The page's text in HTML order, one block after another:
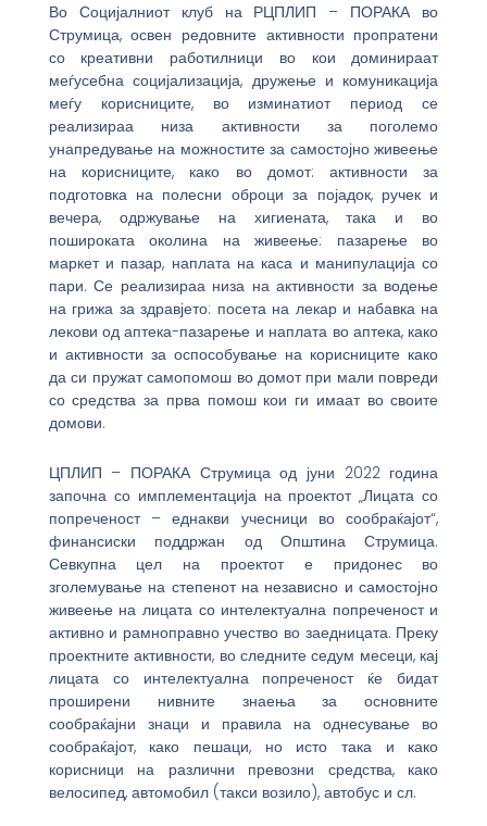
Во Социјалниот клуб на РЦПЛИП – ПОРАКА во
Струмица, освен редовните активности пропратени
со креативни работилници во кои доминираат
меѓусебна социјализација, дружење и комуникација
меѓу корисниците, во изминатиот период се
реализираа низа активности за поголемо
унапредување на можностите за самостојно живеење
на корисниците, како во домот: активности за
подготовка на полесни оброци за појадок, ручек и
вечера, одржување на хигиената, така и во
пошироката околина на живеење: пазарење во
маркет и пазар, наплата на каса и манипулација со
пари. Се реализираа низа на активности за водење
на грижа за здравјето: посета на лекар и набавка на
лекови од аптека-пазарење и наплата во аптека, како
и активности за оспособување на корисниците како
да си пружат самопомош во домот при мали повреди
со средства за прва помош кои ги имаат во своите
домови.
ЦПЛИП – ПОРАКА Струмица од јуни 2022 година
започна со имплементација на проектот „Лицата со
попреченост – еднакви учесници во сообраќајот“,
финансиски поддржан од Општина Струмица.
Севкупна цел на проектот е придонес во
зголемување на степенот на независно и самостојно
живеење на лицата со интелектуална попреченост и
активно и рамноправно учество во заедницата. Преку
проектните активности, во следните седум месеци, кај
лицата со интелектуална попреченост ќе бидат
проширени нивните знаења за основните
сообраќајни знаци и правила на однесување во
сообраќајот, како пешаци, но исто така и како
корисници на различни превозни средства, како
велосипед, автомобил (такси возило), автобус и сл.